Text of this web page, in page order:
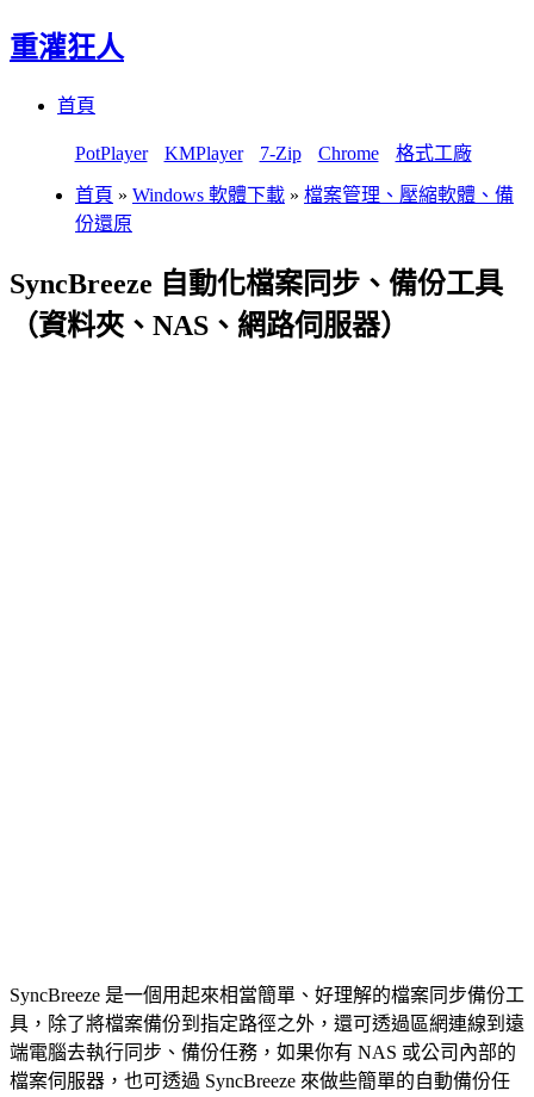
重灌狂人
首頁
PotPlayer KMPlayer 7-Zip Chrome 格式工廠
首頁 » Windows 軟體下載 » 檔案管理、壓縮軟體、備
份還原
SyncBreeze 自動化檔案同步、備份工具
（資料夾、NAS、網路伺服器）
SyncBreeze 是一個用起來相當簡單、好理解的檔案同步備份工
具，除了將檔案備份到指定路徑之外，還可透過區網連線到遠
端電腦去執行同步、備份任務，如果你有 NAS 或公司內部的
檔案伺服器，也可透過 SyncBreeze 來做些簡單的自動備份任